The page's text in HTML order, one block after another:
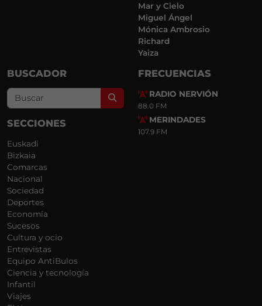
Mar y Cielo
Miguel Ángel
Mónica Ambrosio
Richard
Yaiza
BUSCADOR
Search
SECCIONES
Euskadi
Bizkaia
Comarcas
Nacional
Sociedad
Deportes
Economía
Sucesos
Cultura y ocio
Entrevistas
Equipo AntiBulos
Ciencia y tecnología
Infantil
Viajes
FRECUENCIAS
RADIO NERVIÓN
88.0 FM
MERINDADES
107.9 FM